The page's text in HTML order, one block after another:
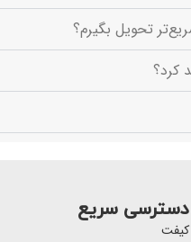
تحویل بگیرم؟
کرد؟
دسترسی سریع
کیفت